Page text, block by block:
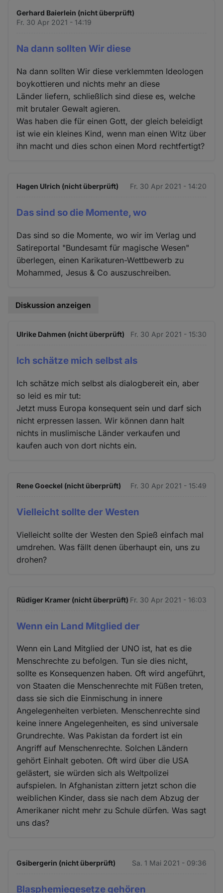
Gerhard Baierlein (nicht überprüft)
Fr. 30 Apr 2021 - 14:19
Na dann sollten Wir diese
Na dann sollten Wir diese verklemmten Ideologen
boykottieren und nichts mehr an diese
Länder liefern, schließlich sind diese es, welche
mit brutaler Gewalt agieren.
Was haben die für einen Gott, der gleich beleidigt
ist wie ein kleines Kind, wenn man einen Witz über
ihn macht und dies schon einen Mord rechtfertigt?
Hagen Ulrich (nicht überprüft) Fr. 30 Apr 2021 - 14:20
Das sind so die Momente, wo
Das sind so die Momente, wo wir im Verlag und
Satireportal "Bundesamt für magische Wesen"
überlegen, einen Karikaturen-Wettbewerb zu
Mohammed, Jesus & Co auszuschreiben.
Diskussion anzeigen
Ulrike Dahmen (nicht überprüft) Fr. 30 Apr 2021 - 15:30
Ich schätze mich selbst als
Ich schätze mich selbst als dialogbereit ein, aber
so leid es mir tut:
Jetzt muss Europa konsequent sein und darf sich
nicht erpressen lassen. Wir können dann halt
nichts in muslimische Länder verkaufen und
kaufen auch von dort nichts ein.
Rene Goeckel (nicht überprüft) Fr. 30 Apr 2021 - 15:49
Vielleicht sollte der Westen
Vielleicht sollte der Westen den Spieß einfach mal
umdrehen. Was fällt denen überhaupt ein, uns zu
drohen?
Rüdiger Kramer (nicht überprüft) Fr. 30 Apr 2021 - 16:03
Wenn ein Land Mitglied der
Wenn ein Land Mitglied der UNO ist, hat es die
Menschrechte zu befolgen. Tun sie dies nicht,
sollte es Konsequenzen haben. Oft wird angeführt,
von Staaten die Menschenrechte mit Füßen treten,
dass sie sich die Einmischung in innere
Angelegenheiten verbieten. Menschenrechte sind
keine innere Angelegenheiten, es sind universale
Grundrechte. Was Pakistan da fordert ist ein
Angriff auf Menschenrechte. Solchen Ländern
gehört Einhalt geboten. Oft wird über die USA
gelästert, sie würden sich als Weltpolizei
aufspielen. In Afghanistan zittern jetzt schon die
weiblichen Kinder, dass sie nach dem Abzug der
Amerikaner nicht mehr zu Schule dürfen. Was sagt
uns das?
Gsibergerin (nicht überprüft) Sa. 1 Mai 2021 - 09:36
Blasphemiegesetze gehören